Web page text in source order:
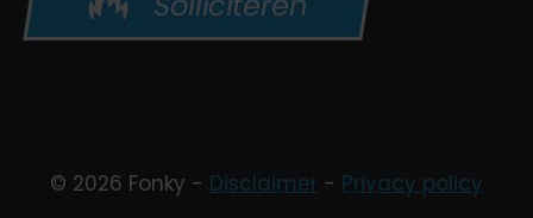
© 2026 Fonky - Disclaimer - Privacy policy